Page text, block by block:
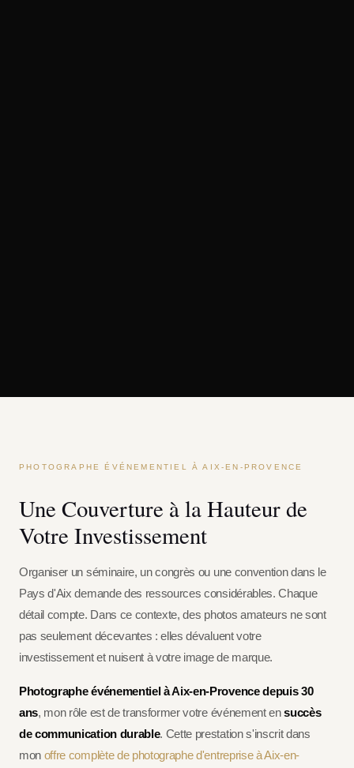
PHOTOGRAPHE ÉVÉNEMENTIEL À AIX-EN-PROVENCE
Une Couverture à la Hauteur de
Votre Investissement
Organiser un séminaire, un congrès ou une convention dans le
Pays d'Aix demande des ressources considérables. Chaque
détail compte. Dans ce contexte, des photos amateurs ne sont
pas seulement décevantes : elles dévaluent votre
investissement et nuisent à votre image de marque.
Photographe événementiel à Aix-en-Provence depuis 30
ans, mon rôle est de transformer votre événement ensuccès
de communication durable. Cette prestation s'inscrit dans
mon offre complète de photographe d'entreprise à Aix-en-